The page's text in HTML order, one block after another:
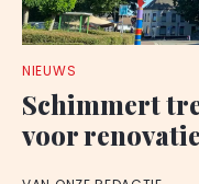
NIEUWS
Schimmert
voor